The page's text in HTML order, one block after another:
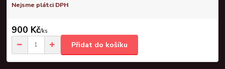
Nejsme plátci DPH
900 Kč/ks
Přidat do košíku